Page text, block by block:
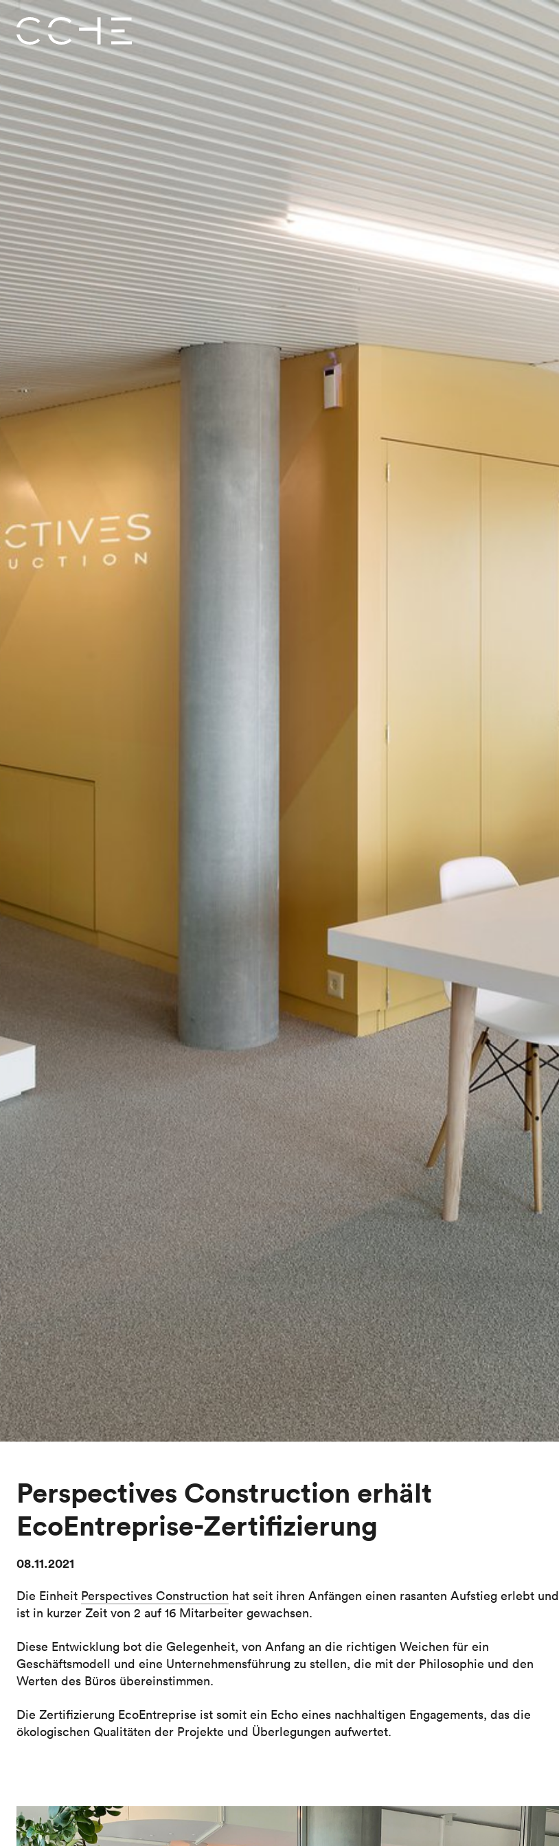
Perspectives Construction erhält
EcoEntreprise-Zertifizierung
08.11.2021
Die Einheit Perspectives Construction hat seit ihren Anfängen einen rasanten Aufstieg erlebt und
ist in kurzer Zeit von 2 auf 16 Mitarbeiter gewachsen.
Diese Entwicklung bot die Gelegenheit, von Anfang an die richtigen Weichen für ein
Geschäftsmodell und eine Unternehmensführung zu stellen, die mit der Philosophie und den
Werten des Büros übereinstimmen.
Die Zertifizierung EcoEntreprise ist somit ein Echo eines nachhaltigen Engagements, das die
ökologischen Qualitäten der Projekte und Überlegungen aufwertet.